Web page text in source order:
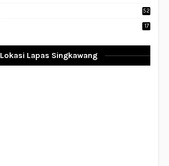
52
17
Lokasi Lapas Singkawang